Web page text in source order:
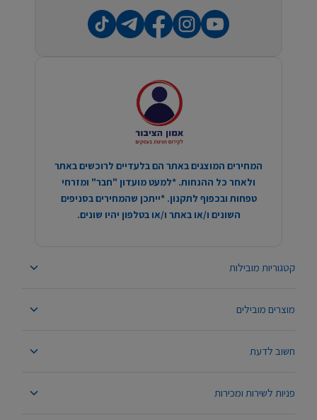
קטגוריות מובילות
מוצרים מובילים
חשוב לדעת
פניות לשירות ומכירות
המחירים המוצגים באתר הם בלעדיים לרוכשים באתר
ולאחר כל ההנחות. *למעט מועדון "חבר" ומזרחי
טפחות ובכפוף לתקנון. *ייתכן שהמחירים בסניפים
השונים ו/או באתר ו/או בטלפון יהיו שונים.